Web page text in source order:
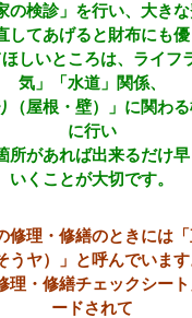
の検診」を行い、大き
してあげると財布にも優
しいところは、ライフ
気」「水道」関係、
（屋根・壁）」に関わ
に行い
所があれば出来るだけ
いくことが大切です。
修理・修繕のときには
うヤ）」と呼んでいます
理・修繕チェックシー
ードされて